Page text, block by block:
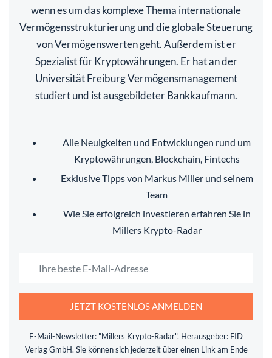
wenn es um das komplexe Thema internationale
Vermögensstrukturierung und die globale Steuerung
von Vermögenswerten geht. Außerdem ist er
Spezialist für Kryptowährungen. Er hat an der
Universität Freiburg Vermögensmanagement
studiert und ist ausgebildeter Bankkaufmann.
Alle Neuigkeiten und Entwicklungen rund um
Kryptowährungen, Blockchain, Fintechs
Exklusive Tipps von Markus Miller und seinem
Team
Wie Sie erfolgreich investieren erfahren Sie in
Millers Krypto-Radar
JETZT KOSTENLOS ANMELDEN
E-Mail-Newsletter: "Millers Krypto-Radar", Herausgeber: FID
Verlag GmbH. Sie können sich jederzeit über einen Link am Ende